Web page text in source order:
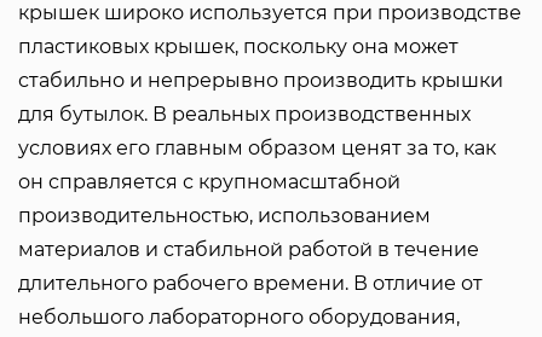
крышек широко используется при производстве
пластиковых крышек, поскольку она может
стабильно и непрерывно производить крышки
для бутылок. В реальных производственных
условиях его главным образом ценят за то, как
он справляется с крупномасштабной
производительностью, использованием
материалов и стабильной работой в течение
длительного рабочего времени. В отличие от
небольшого лабораторного оборудования,